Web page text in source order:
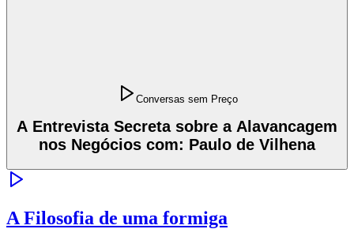
Conversas sem Preço
A Entrevista Secreta sobre a Alavancagem
nos Negócios com: Paulo de Vilhena
A Filosofia de uma formiga